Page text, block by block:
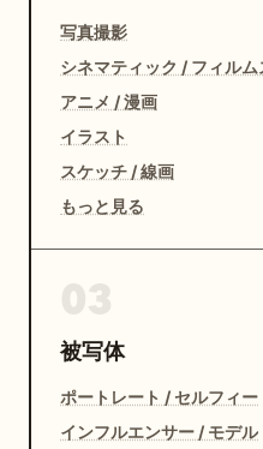
写真撮影
シネマティック / フィルム
アニメ / 漫画
イラスト
スケッチ / 線画
もっと見る
被写体
ポートレート / セルフィー
インフルエンサー / モデル